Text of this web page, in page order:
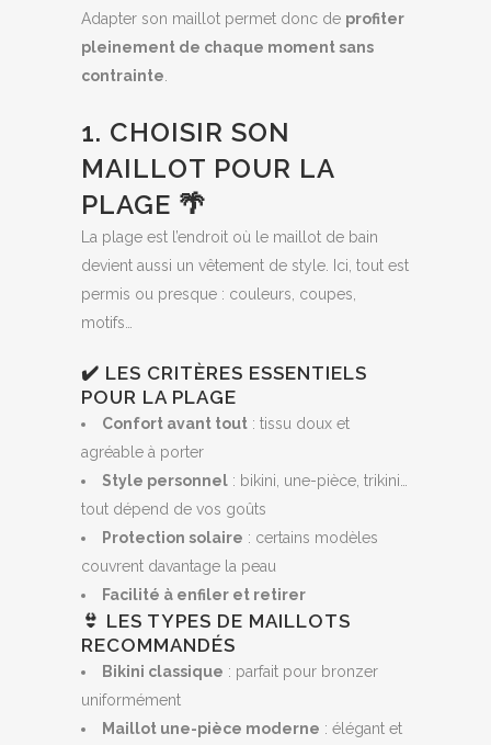
Adapter son maillot permet donc de profiter
pleinement de chaque moment sans
contrainte
1. CHOISIR SON
MAILLOT POUR LA
PLAGE 🌴
La plage est l’endroit où le maillot de bain
devient aussi un vêtement de style. Ici, tout est
permis ou presque : couleurs, coupes,
motifs…
✔️ LES CRITÈRES ESSENTIELS
POUR LA PLAGE
Confort avant tout : tissu doux et
agréable à porter
Style personnel : bikini, une-pièce, trikini…
tout dépend de vos goûts
Protection solaire : certains modèles
couvrent davantage la peau
Facilité à enfiler et retirer
👙 LES TYPES DE MAILLOTS
RECOMMANDÉS
Bikini classique : parfait pour bronzer
uniformément
Maillot une-pièce moderne : élégant et